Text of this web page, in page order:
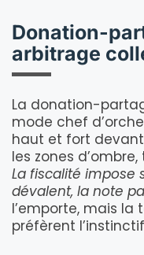
Donation-
arbitrage
La donation-
mode chef
haut et fort
les zones
La fiscalité impose
dévalent, la note
l’emporte, mais
préfèrent